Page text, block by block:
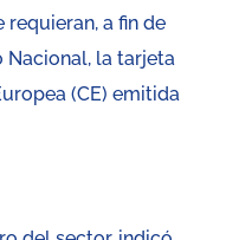
a fin de
Nacional, la tarjeta
(CE) emitida